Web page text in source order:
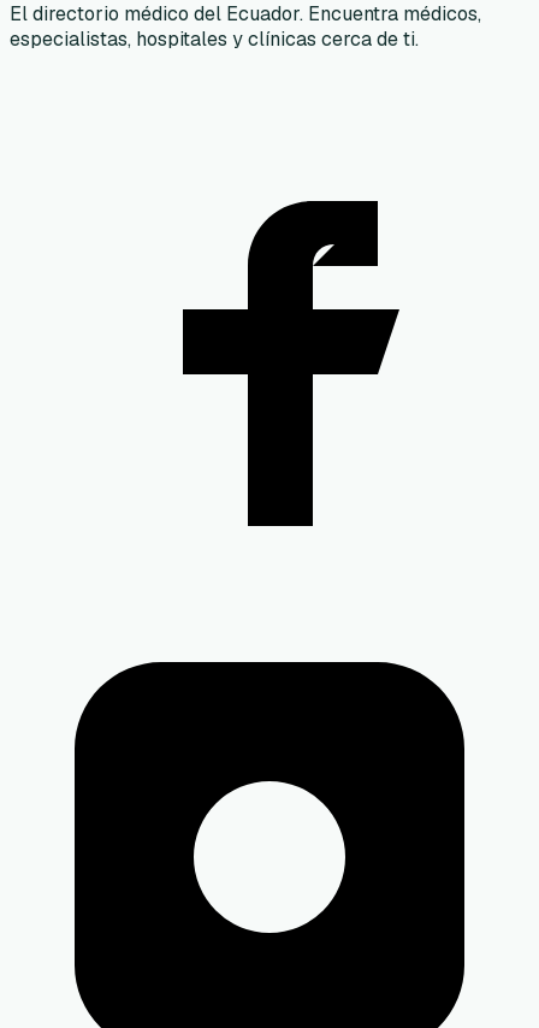
El directorio médico del Ecuador. Encuentra médicos,
especialistas, hospitales y clínicas cerca de ti.